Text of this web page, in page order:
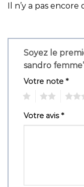
Il n’y a pas encore
Soyez le
sandro
Votre note *
Votre avis*